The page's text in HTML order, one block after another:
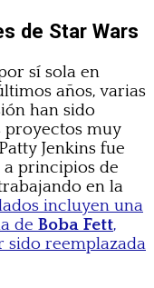
de Star Wars
sí sola en
años, varias
han sido
proyectos muy
Jenkins fue
a principios de
en la
incluyen una
de Boba Fett,
sido reemplazada